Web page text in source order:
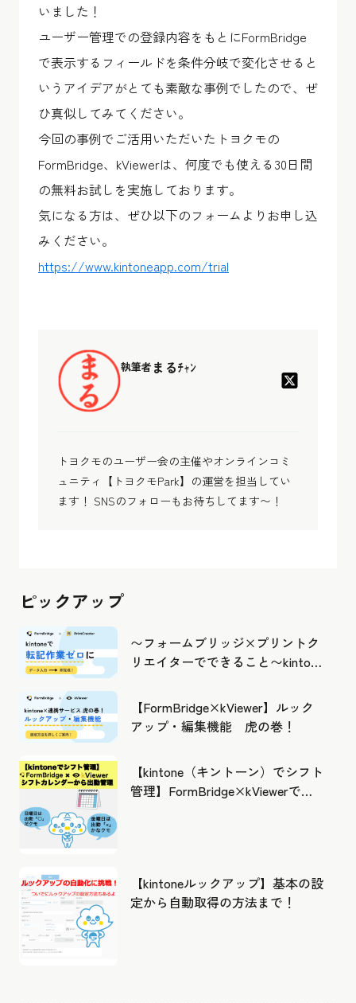
いました！
ユーザー管理での登録内容をもとにFormBridge
で表示するフィールドを条件分岐で変化させると
いうアイデアがとても素敵な事例でしたので、ぜ
ひ真似してみてください。
今回の事例でご活用いただいたトヨクモの
FormBridge、kViewerは、何度でも使える30日間
の無料お試しを実施しております。
気になる方は、ぜひ以下のフォームよりお申し込
みください。
https://www.kintoneapp.com/trial
執筆者 まるﾁｬﾝ
トヨクモのユーザー会の主催やオンラインコミ
ュニティ【トヨクモPark】の運営を担当してい
ます！ SNSのフォローもお待ちしてます〜！
ピックアップ
〜フォームブリッジ×プリントク
リエイターでできること〜kintone
【FormBridge×kViewer】ルック
アップ・編集機能 虎の巻！
【kintone（キントーン）でシフト
管理】FormBridge×kViewerで作
【kintoneルックアップ】基本の設
定から自動取得の方法まで！